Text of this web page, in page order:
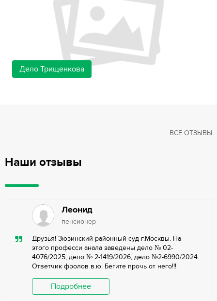
Дело Трищенкова
Наши отзывы
ВСЕ ОТЗЫВЫ
Леонид
пенсионер
Друзья! Зюзинский районный суд г.Москвы. На
этого професси анала заведены дело № 02-
4076/2025, дело № 2-1419/2026, дело №2-6990/2024.
Ответчик фролов в.ю. Бегите прочь от него!!!
Подробнее